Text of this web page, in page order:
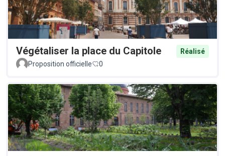
Végétaliser la place du Capitole
Réalisé
Proposition officielle
0